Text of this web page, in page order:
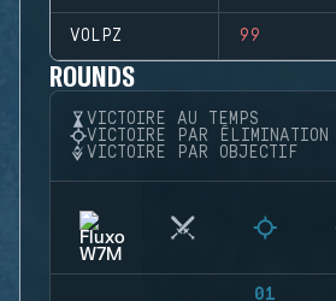
VOLPZ 99
ROUNDS
VICTOIRE AU TEMPS
VICTOIRE PAR ÉLIMINATION
VICTOIRE PAR OBJECTIF
01